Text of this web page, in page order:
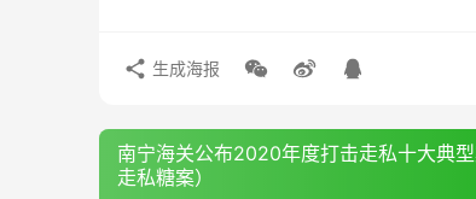
生成海报
南宁海关公布2020年度打击走私十大典
走私糖案）